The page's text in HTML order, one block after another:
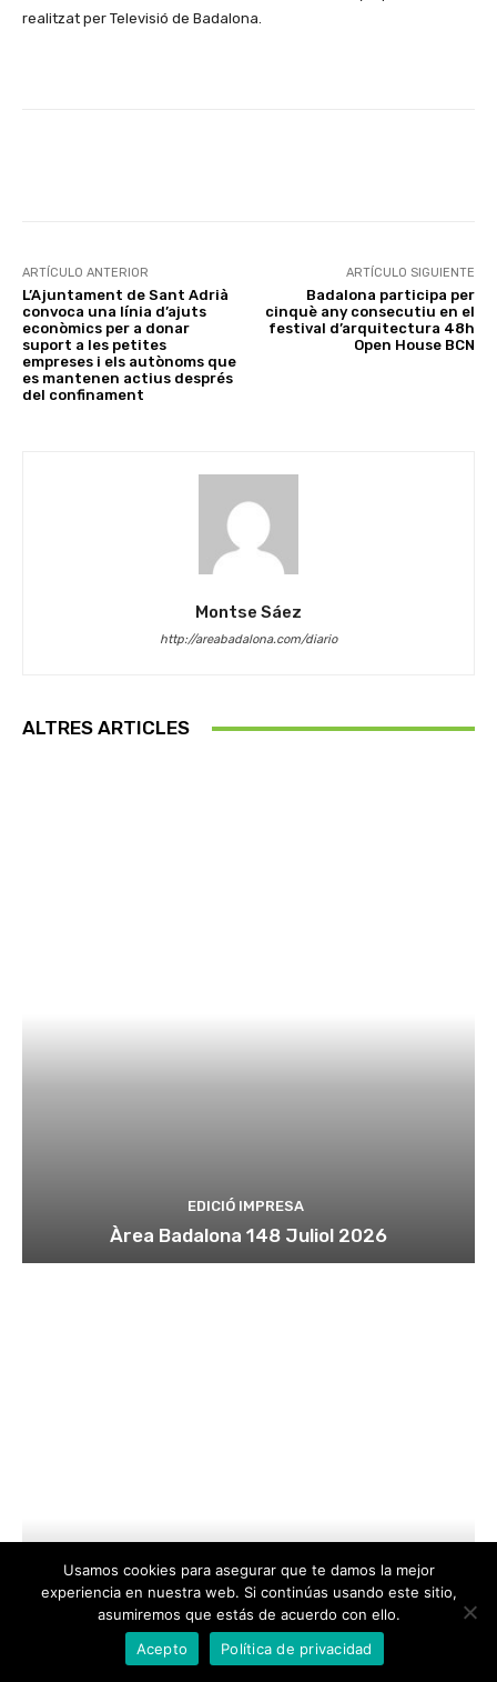
Usamos cookies para asegurar que te damos la mejor
experiencia en nuestra web. Si continúas usando este sitio,
asumiremos que estás de acuerdo con ello.
Acepto
Política de privacidad